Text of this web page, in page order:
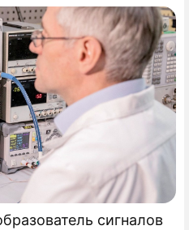
сигналов